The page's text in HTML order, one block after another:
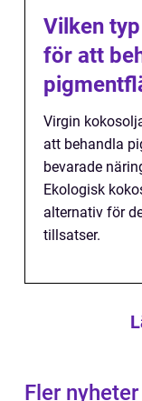
Vilken
för att
Virgin
att behandla
bevarade
Ekologisk
alternativ för
tillsatser.
Fler nyheter